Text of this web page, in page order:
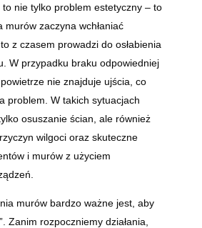
nie tylko problem estetyczny – to
murów zaczyna wchłaniać
z czasem prowadzi do osłabienia
W przypadku braku odpowiedniej
nie znajduje ujścia, co
problem. W takich sytuacjach
osuszanie ścian, ale również
wilgoci oraz skuteczne
i murów z użyciem
murów bardzo ważne jest, aby
Zanim rozpoczniemy działania,